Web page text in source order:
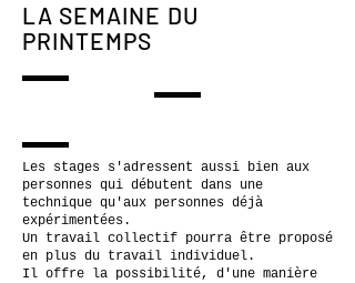
LA SEMAINE DU
PRINTEMPS
Les stages s'adressent aussi bien aux
personnes qui débutent dans une
technique qu'aux personnes déjà
expérimentées.
Un travail collectif pourra être proposé
en plus du travail individuel.
Il offre la possibilité, d'une manière